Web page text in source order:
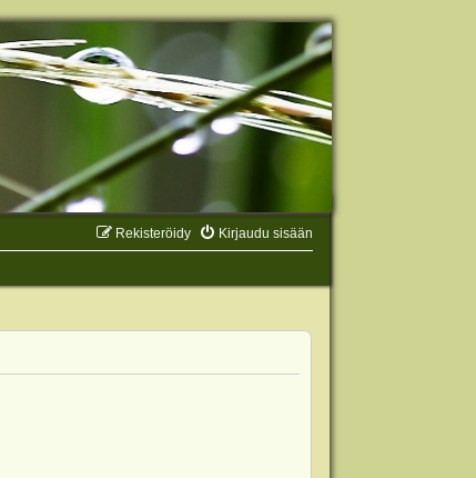
Kirjaudu sisään
Rekisteröidy